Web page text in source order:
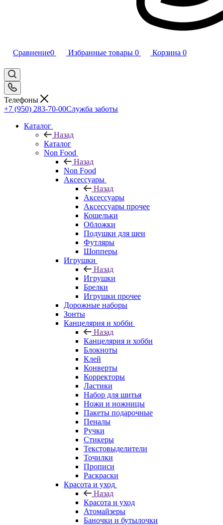
Сравнение0 Избранные товары 0 Корзина 0
Телефоны
+7 (950) 283-70-00Служба заботы
Каталог
Назад
Каталог
Non Food
Назад
Non Food
Аксессуары
Назад
Аксессуары
Аксессуары прочее
Кошельки
Обложки
Подушки для шеи
Футляры
Шопперы
Игрушки
Назад
Игрушки
Брелки
Игрушки прочее
Дорожные наборы
Зонты
Канцелярия и хобби
Назад
Канцелярия и хобби
Блокноты
Клей
Конверты
Корректоры
Ластики
Набор для шитья
Ножи и ножницы
Пакеты подарочные
Пеналы
Ручки
Стикеры
Текстовыделители
Точилки
Прописи
Раскраски
Красота и уход
Назад
Красота и уход
Атомайзеры
Баночки и бутылочки